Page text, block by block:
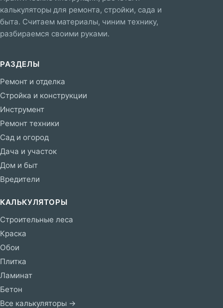
калькуляторы для ремонта, стройки, сада и
быта. Считаем материалы, чиним технику,
разбираемся своими руками.
РАЗДЕЛЫ
Ремонт и отделка
Стройка и конструкции
Инструмент
Ремонт техники
Сад и огород
Дача и участок
Дом и быт
Вредители
КАЛЬКУЛЯТОРЫ
Строительные леса
Краска
Обои
Плитка
Ламинат
Бетон
Все калькуляторы →